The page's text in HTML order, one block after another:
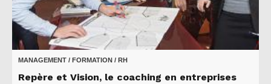
MANAGEMENT / FORMATION / RH
Repère et Vision, le coaching en entreprises